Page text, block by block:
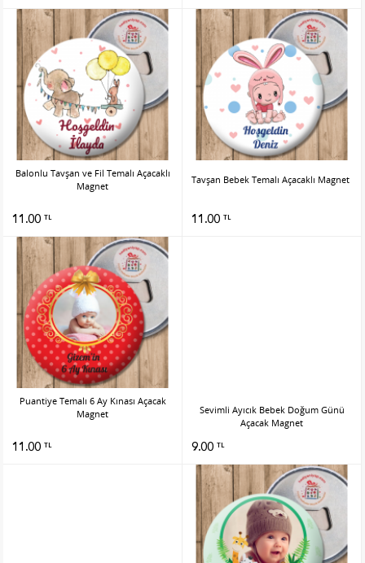
Balonlu Tavşan ve Fil Temalı Açacaklı
Magnet
11.00 TL
Tavşan Bebek Temalı Açacaklı Magnet
11.00 TL
Puantiye Temalı 6 Ay Kınası Açacak
Magnet
11.00 TL
Sevimli Ayıcık Bebek Doğum Günü
Açacak Magnet
9.00 TL